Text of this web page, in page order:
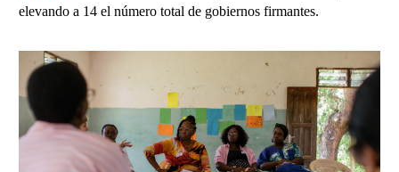
elevando a 14 el número total de gobiernos firmantes.